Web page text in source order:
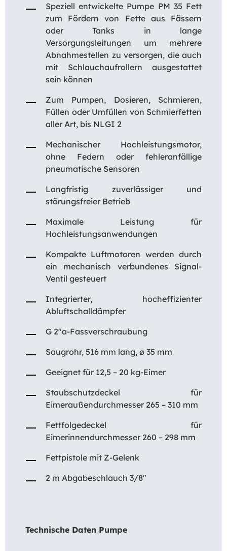
Speziell entwickelte Pumpe PM 35 Fett
zum Fördern von Fette aus Fässern
oder Tanks in lange
Versorgungsleitungen um mehrere
Abnahmestellen zu versorgen, die auch
mit Schlauchaufrollern ausgestattet
sein können
Zum Pumpen, Dosieren, Schmieren,
Füllen oder Umfüllen von Schmierfetten
aller Art, bis NLGI 2
Mechanischer Hochleistungsmotor,
ohne Federn oder fehleranfällige
pneumatische Sensoren
Langfristig zuverlässiger und
störungsfreier Betrieb
Maximale Leistung für
Hochleistungsanwendungen
Kompakte Luftmotoren werden durch
ein mechanisch verbundenes Signal-
Ventil gesteuert
Integrierter, hocheffizienter
Abluftschalldämpfer
G 2″a-Fassverschraubung
Saugrohr, 516 mm lang, ø 35 mm
Geeignet für 12,5 – 20 kg-Eimer
Staubschutzdeckel für
Eimeraußendurchmesser 265 – 310 mm
Fettfolgedeckel für
Eimerinnendurchmesser 260 – 298 mm
Fettpistole mit Z-Gelenk
2 m Abgabeschlauch 3/8″
Technische Daten Pumpe